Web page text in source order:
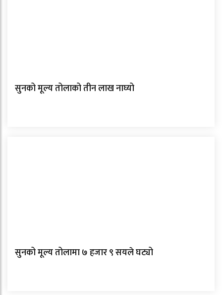
सुनको मूल्य तोलाको तीन लाख नाघ्यो
सुनको मूल्य तोलामा ७ हजार ९ सयले घट्यो